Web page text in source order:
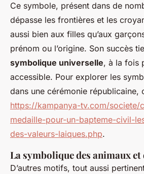
Ce symbole, présent dans de
dépasse les frontières et les
aussi bien aux filles qu’aux
prénom ou l’origine. Son succès
symbolique universelle, à la fois
accessible. Pour explorer les
dans une cérémonie républicaine,
https://kampanya-tv.com/societe/
medaille-pour-un-bapteme-civil-
des-valeurs-laiques.php.
La symbolique des animaux et
D’autres motifs, tout aussi